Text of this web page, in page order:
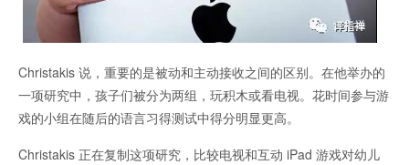
Christakis 说，重要的是被动和主动接收之间的区别。在他举办的
一项研究中，孩子们被分为两组，玩积木或看电视。花时间参与游
戏的小组在随后的语言习得测试中得分明显更高。
Christakis 正在复制这项研究，比较电视和互动 iPad 游戏对幼儿